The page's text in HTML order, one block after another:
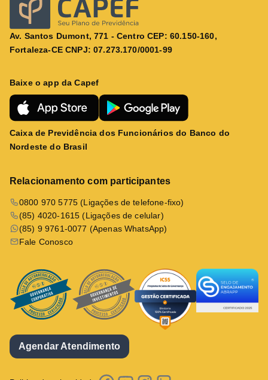
Av. Santos Dumont, 771 - Centro CEP: 60.150-160,
Fortaleza-CE CNPJ: 07.273.170/0001-99
Baixe o app da Capef
Caixa de Previdência dos Funcionários do Banco do
Nordeste do Brasil
Relacionamento com participantes
0800 970 5775 (Ligações de telefone-fixo)
(85) 4020-1615 (Ligações de celular)
(85) 9 9761-0077 (Apenas WhatsApp)
Fale Conosco
Agendar Atendimento